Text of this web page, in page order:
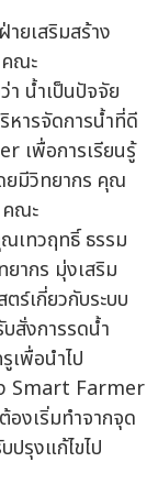
ยเสริมสร้าง
ณะ
น้ำเป็นปัจจัย
หารจัดการน้ำที่ดี
เพื่อการเรียนรู้
ยมีวิทยากร คุณ
คณะ
เทวฤทธิ์ ธรรม
ากร มุ่งเสริม
ร์เกี่ยวกับระบบ
สั่งการรดน้ำ
เพื่อนำไป
Smart Farmer
งเริ่มทำจากจุด
ปรุงแก้ไขไป